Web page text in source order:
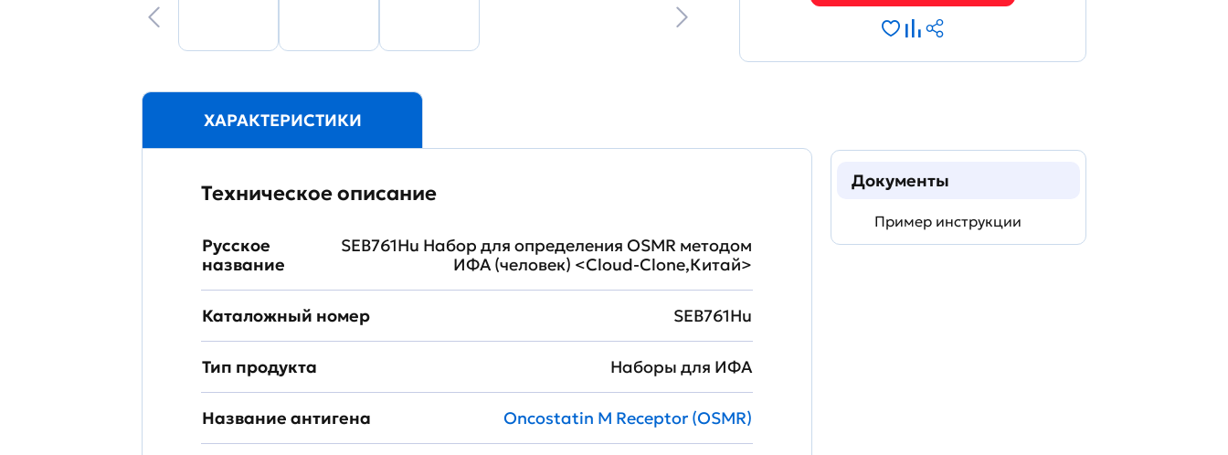
ХАРАКТЕРИСТИКИ
Техническое описание
Русское
название
SEB761Hu Набор для определения OSMR методом
ИФА (человек) <Cloud-Clone,Китай>
Каталожный номер SEB761Hu
Тип продукта Наборы для ИФА
Название антигена Oncostatin M Receptor (OSMR)
Документы
Пример инструкции